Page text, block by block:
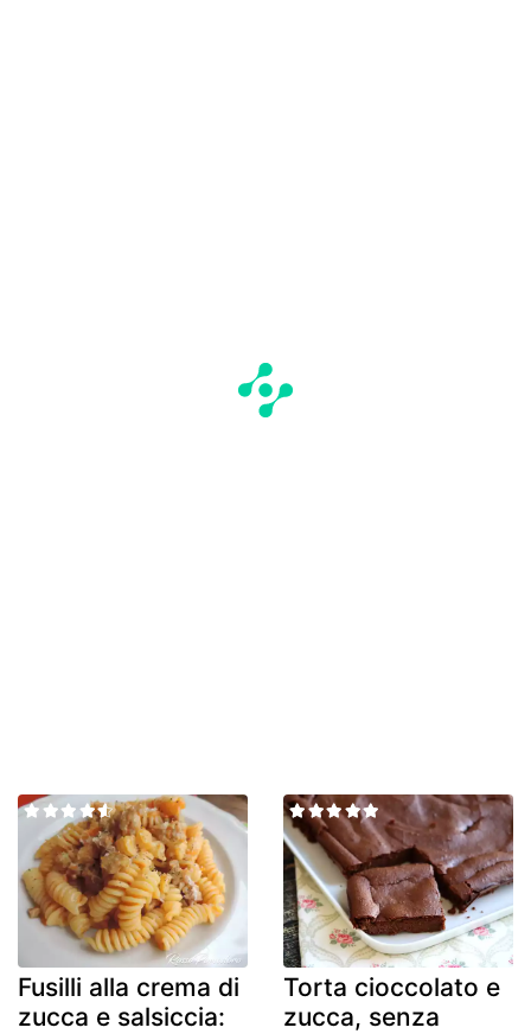
Fusilli alla crema di
zucca e salsiccia:
Torta cioccolato e
zucca, senza